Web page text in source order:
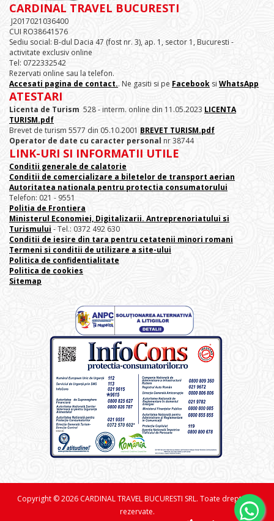
CARDINAL TRAVEL BUCURESTI
J2017021036400
CUI RO38641576
Sediu social: B-dul Dacia 47 (fost nr. 3), ap. 1, sector 1, Bucuresti -
activitate exclusiv online
Tel: 0722332542
Rezervati online sau la telefon.
Accesati pagina de contact.. Ne gasiti si pe Facebook si WhatsApp
ATESTARI
Licenta de Turism 528 - interm. online din 11.05.2023 LICENTA
TURISM.pdf
Brevet de turism 5577 din 05.10.2001 BREVET TURISM.pdf
Operator de date cu caracter personal nr 38744
LINK-URI SI INFORMATII UTILE
Conditii generale de calatorie
Conditii de comercializare a biletelor de transport aerian
Autoritatea nationala pentru protectia consumatorului
Telefon: 021 - 9551
Politia de Frontiera
Ministerul Economiei, Digitalizarii. Antreprenoriatului si
Turismului - Tel.: 0372 492 630
Conditii de iesire din tara pentru cetatenii minori romani
Termeni si conditii de utilizare a site-ului
Politica de confidentialitate
Politica de cookies
Sitemap
Copyright © 2026 CARDINAL TRAVEL BUCURESTI SRL. Toate drepturile
rezervate.